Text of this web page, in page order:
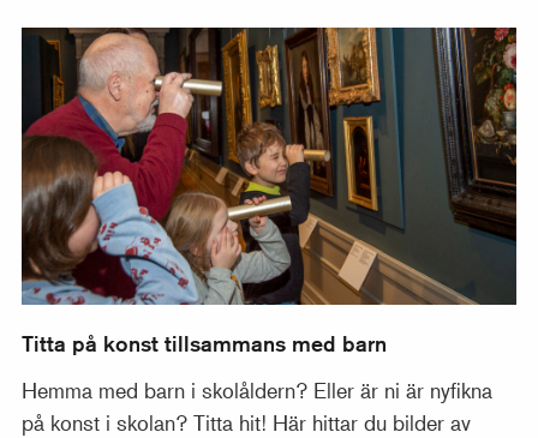
Titta på konst tillsammans med barn
Titta på konst tillsammans med barn
Hemma med barn i skolåldern? Eller är ni är nyfikna
på konst i skolan? Titta hit! Här hittar du bilder av